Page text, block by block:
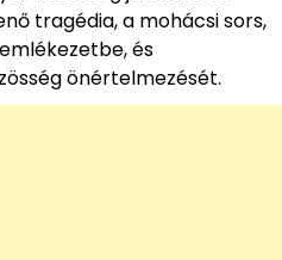
tragédia, a mohácsi sors,
és
önértelmezését.